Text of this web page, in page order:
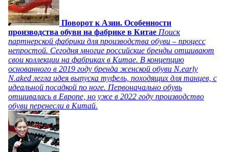
Поворот к Азии. Особенности
производства обуви на фабрике в Китае Поиск
партнерской фабрики для производства обуви – процесс
непростой. Сегодня многие российские бренды отшивают
свои коллекции на фабриках в Китае. В концепцию
основанного в 2019 году бренда женской обуви N.early
N.aked легла идея выпуска туфель, походящих для танцев, с
идеальной посадкой по ноге. Первоначально обувь
отшивалась в Европе, но уже в 2022 году производство
обуви перенесли в Китай.